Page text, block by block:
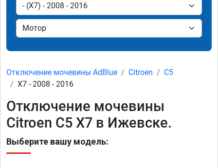
Отключение мочевины AdBlue Citroen
C5
X7 - 2008 - 2016
Отключение мочевины
Citroen C5 X7 в Ижевске.
Выберите вашу модель: